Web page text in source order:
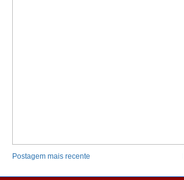
Postagem mais recente